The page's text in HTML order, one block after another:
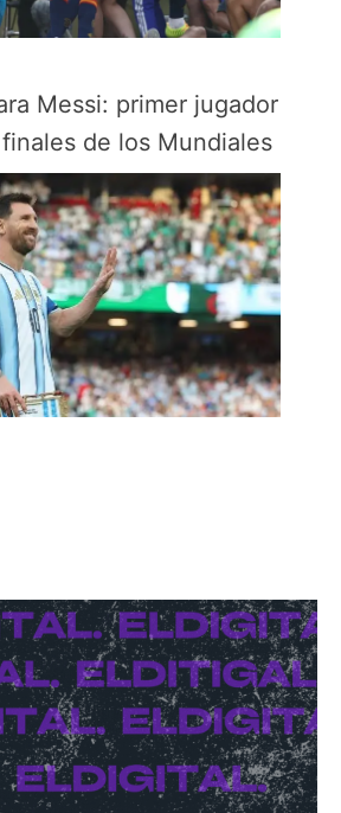
Messi: primer jugador
de los Mundiales